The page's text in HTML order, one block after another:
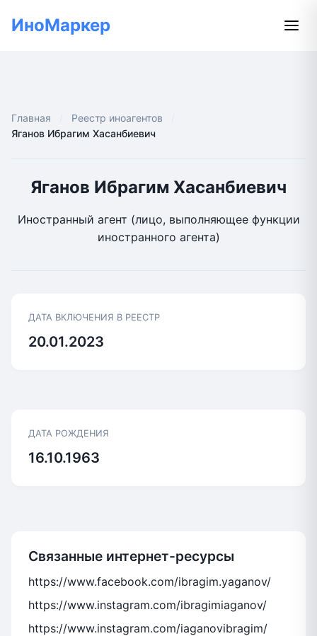
ИноМаркер
Главная
Реестр иноагентов
Яганов Ибрагим Хасанбиевич
Яганов Ибрагим Хасанбиевич
Иностранный агент (лицо, выполняющее функции
иностранного агента)
ДАТА ВКЛЮЧЕНИЯ В РЕЕСТР
20.01.2023
ДАТА РОЖДЕНИЯ
16.10.1963
Связанные интернет-ресурсы
https://www.facebook.com/ibragim.yaganov/
https://www.instagram.com/ibragimiaganov/
https://www.instagram.com/iaganovibragim/